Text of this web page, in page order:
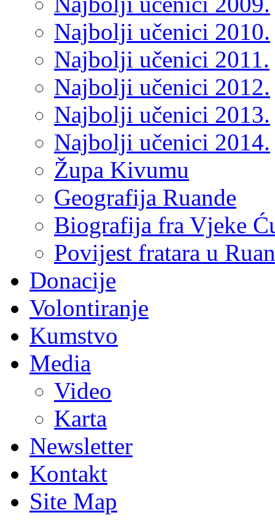
Najbolji učenici 2010.
Najbolji učenici 2011.
Najbolji učenici 2012.
Najbolji učenici 2013.
Najbolji učenici 2014.
Župa Kivumu
Geografija Ruande
Biografija fra Vjeke
Povijest fratara u
Donacije
Volontiranje
Kumstvo
Media
Video
Karta
Newsletter
Kontakt
Site Map